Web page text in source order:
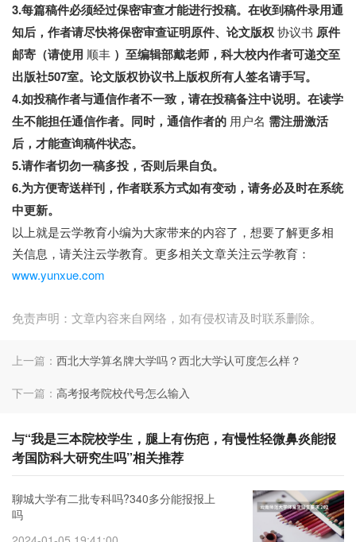
3.每篇稿件必须经过保密审查才能进行投稿。在收到稿件录用通
知后，作者请尽快将保密审查证明原件、论文版权协议书 原件
邮寄（请使用 顺丰 ）至编辑部戴老师，科大校内作者可递交至
出版社507室。论文版权协议书上版权所有人签名请手写。
4.如投稿作者与通信作者不一致，请在投稿备注中说明。在读学
生不能担任通信作者。同时，通信作者的 用户名 需注册激活
后，才能查询稿件状态。
5.请作者切勿一稿多投，否则后果自负。
6.为方便寄送样刊，作者联系方式如有变动，请务必及时在系统
中更新。
以上就是云学教育小编为大家带来的内容了，想要了解更多相
关信息，请关注云学教育。更多相关文章关注云学教育：
www.yunxue.com
免责声明：文章内容来自网络，如有侵权请及时联系删除。
上一篇： 西北大学算名牌大学吗？西北大学认可度怎么样？
下一篇： 高考报考院校代号怎么输入
与“我是三本院校学生，腿上有伤疤，有慢性轻微鼻炎能报
考国防科大研究生吗”相关推荐
聊城大学有二批专科吗?340多分能报报上
吗